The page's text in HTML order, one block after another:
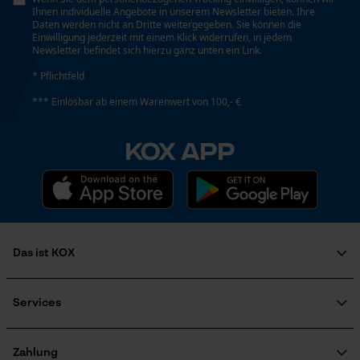
Ihnen individuelle Angebote in unserem Newsletter bieten. Ihre
Daten werden nicht an Dritte weitergegeben. Sie können die
Einwilligung jederzeit mit einem Klick widerrufen, in jedem
Newsletter befindet sich hierzu ganz unten ein Link.
* Pflichtfeld
*** Einlösbar ab einem Warenwert von 100,- €
KOX APP
Das ist KOX
Karriere
KOX Harvester
Services
KOX Katalog
Zahlung
Google Global Site Tag
Microsoft Advertising Universal
Survicate